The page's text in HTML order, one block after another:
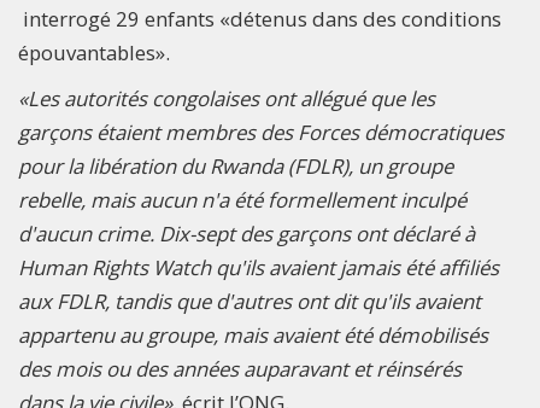
interrogé 29 enfants «détenus dans des conditions
épouvantables».
«Les autorités congolaises ont allégué que les
garçons étaient membres des Forces démocratiques
pour la libération du Rwanda (FDLR), un groupe
rebelle, mais aucun n'a été formellement inculpé
d'aucun crime. Dix-sept des garçons ont déclaré à
Human Rights Watch qu'ils avaient jamais été affiliés
aux FDLR, tandis que d'autres ont dit qu'ils avaient
appartenu au groupe, mais avaient été démobilisés
des mois ou des années auparavant et réinsérés
dans la vie civile», écrit l’ONG.